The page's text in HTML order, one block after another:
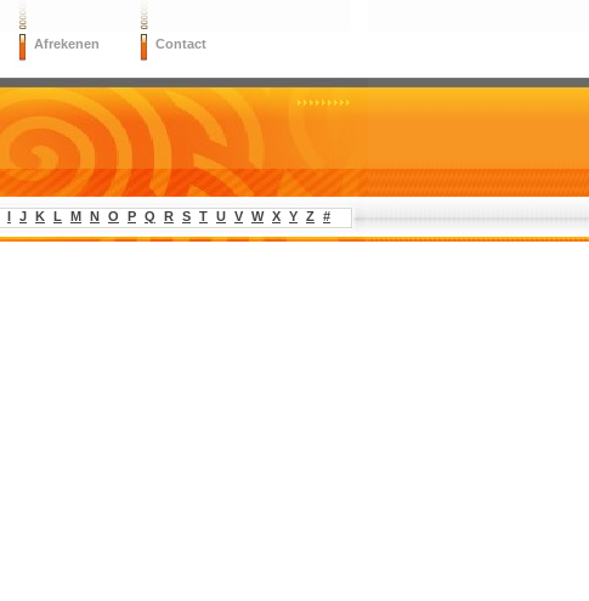
Afrekenen Contact
I J K L M N O P Q R S T U V W X Y Z #